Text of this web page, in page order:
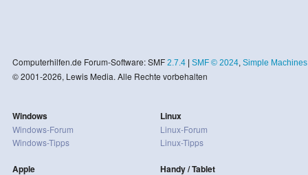
Computerhilfen.de Forum-Software: SMF 2.7.4| SMF © 2024, Simple Machines
© 2001-2026, Lewis Media. Alle Rechte vorbehalten
Windows
Windows-Forum
Windows-Tipps
Apple
Linux
Linux-Forum
Linux-Tipps
Handy / Tablet